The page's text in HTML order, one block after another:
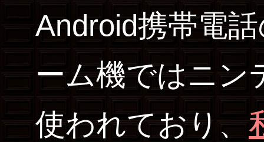
Android携帯電
ーム機ではニン
使われており、